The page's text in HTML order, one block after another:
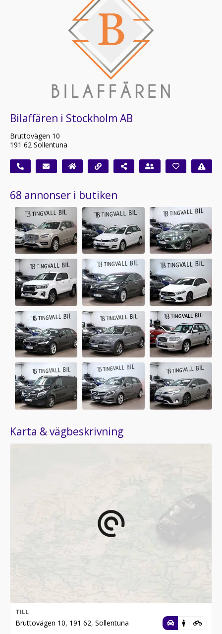
Bilaffären i Stockholm AB
Bruttovägen 10
191 62 Sollentuna
68 annonser i butiken
Karta & vägbeskrivning
TILL
Bruttovägen 10, 191 62, Sollentuna